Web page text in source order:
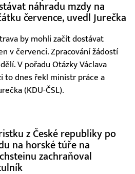
náhradu mzdy na
července, uvedl Jurečka
by mohli začít dostávat
v červenci. Zpracování žádostí
V pořadu Otázky Václava
to dnes řekl ministr práce a
(KDU-ČSL).
z České republiky po
na horské túře na
zachraňoval